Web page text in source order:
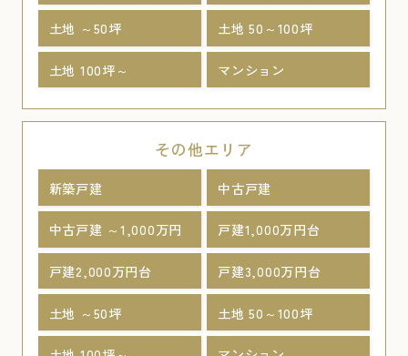
土地 ～50坪 土地 50～100坪
土地 100坪～ マンション
その他エリア
新築戸建 中古戸建
中古戸建 ～1,000万円 戸建1,000万円台
戸建2,000万円台 戸建3,000万円台
土地 ～50坪 土地 50～100坪